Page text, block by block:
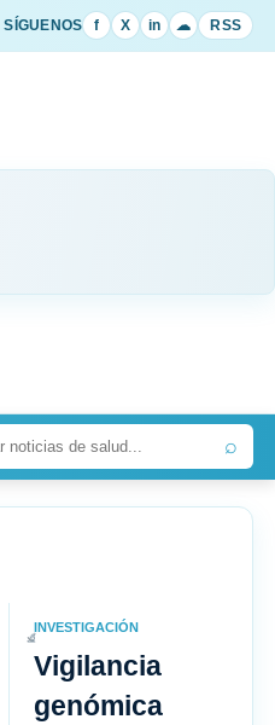
SÍGUENOS f X in ☁ RSS
⌕
INVESTIGACIÓN
Vigilancia
genómica